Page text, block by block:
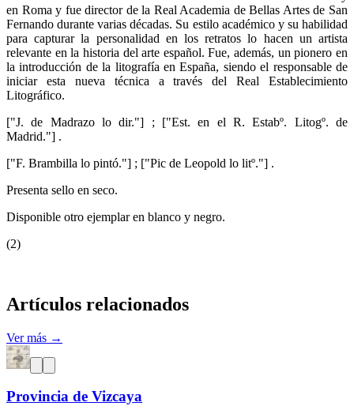
en Roma y fue director de la Real Academia de Bellas Artes de San
Fernando durante varias décadas. Su estilo académico y su habilidad
para capturar la personalidad en los retratos lo hacen un artista
relevante en la historia del arte español. Fue, además, un pionero en
la introducción de la litografía en España, siendo el responsable de
iniciar esta nueva técnica a través del Real Establecimiento
Litográfico.
["J. de Madrazo lo dir."] ; ["Est. en el R. Estabº. Litogº. de
Madrid."] .
["F. Brambilla lo pintó."] ; ["Pic de Leopold lo litº."] .
Presenta sello en seco.
Disponible otro ejemplar en blanco y negro.
(2)
Artículos relacionados
Ver más →
Provincia de Vizcaya